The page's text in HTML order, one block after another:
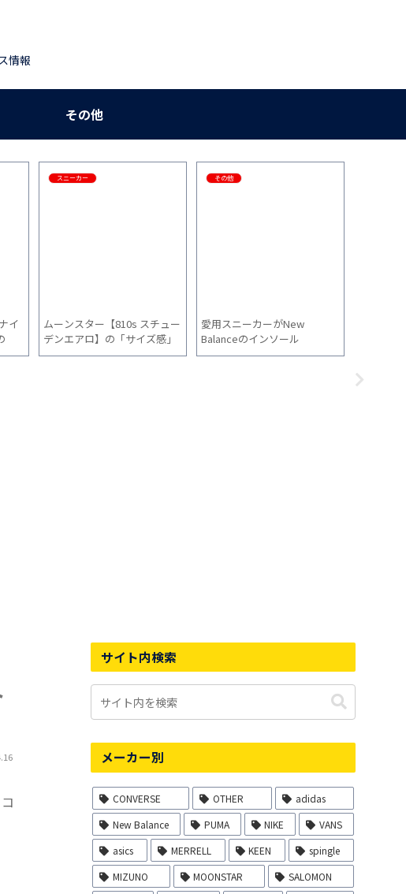
情報
その他
イ
スニーカー
ムーンスター【810s スチュー
デンエアロ】の「サイズ感」
「履き心地」「普段使い」を1
その他
愛用スニーカーがNew
Balanceのインソール
「Supportive Rebound
サイト内検索
メーカー別
CONVERSE OTHER
adidas
New Balance
PUMA NIKE
VANS
asics
MERRELL KEEN
spingle
MIZUNO
MOONSTAR
SALOMON